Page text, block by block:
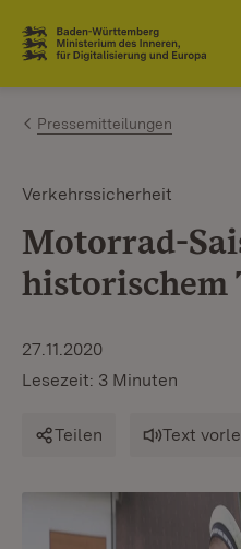
Zum Inhalt springen
Link zur Startseite
Pressemitteilungen
Verkehrssicherheit
Motorrad-
historischem
27.11.2020
Lesezeit: 3 Minuten
Teilen Text